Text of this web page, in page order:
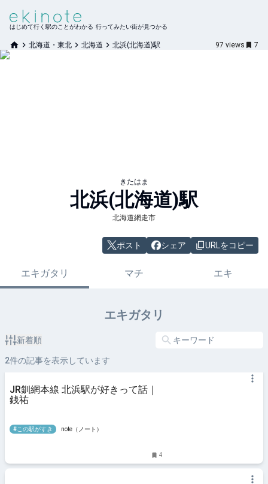
はじめて行く駅のことがわかる 行ってみたい街が見つかる
北海道・東北 北海道 北浜(北海道)駅 97 views 7
きたはま
北浜(北海道)駅
北海道網走市
ポスト シェア URLをコピー
エキガタリ マチ エキ
エキガタリ
新着順
2件の記事を表示しています
JR釧網本線 北浜駅が好きって話｜
銭祐
#この駅がすき note（ノート）
4